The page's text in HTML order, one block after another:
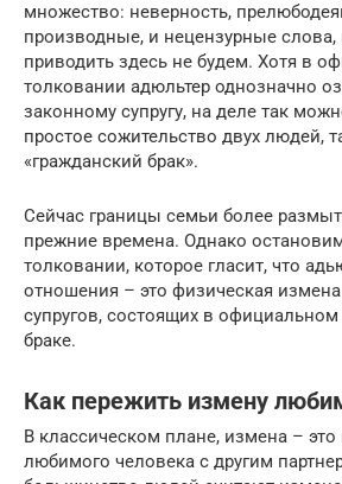
множество: неверность,
производные, и нецензурные
приводить здесь не будем. Хотя в
толковании адюльтер однозначно
законному супругу, на деле так
простое сожительство двух людей,
«гражданский брак».
Сейчас границы семьи более
прежние времена. Однако
толковании, которое гласит, что
отношения – это физическая
супругов, состоящих в
браке.
Как пережить измену
В классическом плане, измена –
любимого человека с другим